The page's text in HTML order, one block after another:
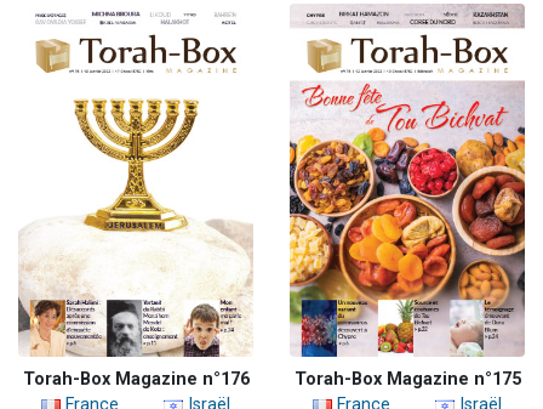
Torah-Box Magazine n°176
Torah-Box Magazine n°175